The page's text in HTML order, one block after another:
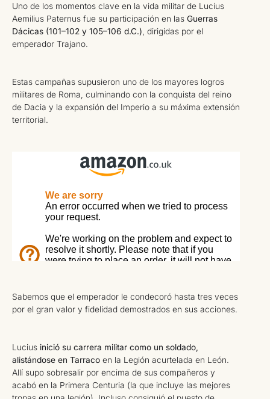
Uno de los momentos clave en la vida militar de Lucius
Aemilius Paternus fue su participación en las Guerras
Dácicas (101–102 y 105–106 d.C.) , dirigidas por el
emperador Trajano.
Estas campañas supusieron uno de los mayores logros
militares de Roma, culminando con la conquista del reino
de Dacia y la expansión del Imperio a su máxima extensión
territorial.
Sabemos que el emperador le condecoró hasta tres veces
por el gran valor y fidelidad demostrados en sus acciones.
Lucius inició su carrera militar como un soldado,
alistándose en Tarraco en la Legión acurtelada en León.
Allí supo sobresalir por encima de sus compañeros y
acabó en la Primera Centuria (la que incluye las mejores